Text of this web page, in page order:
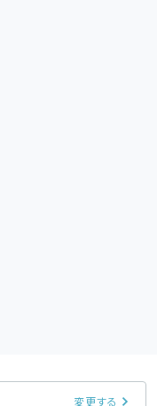
変更する